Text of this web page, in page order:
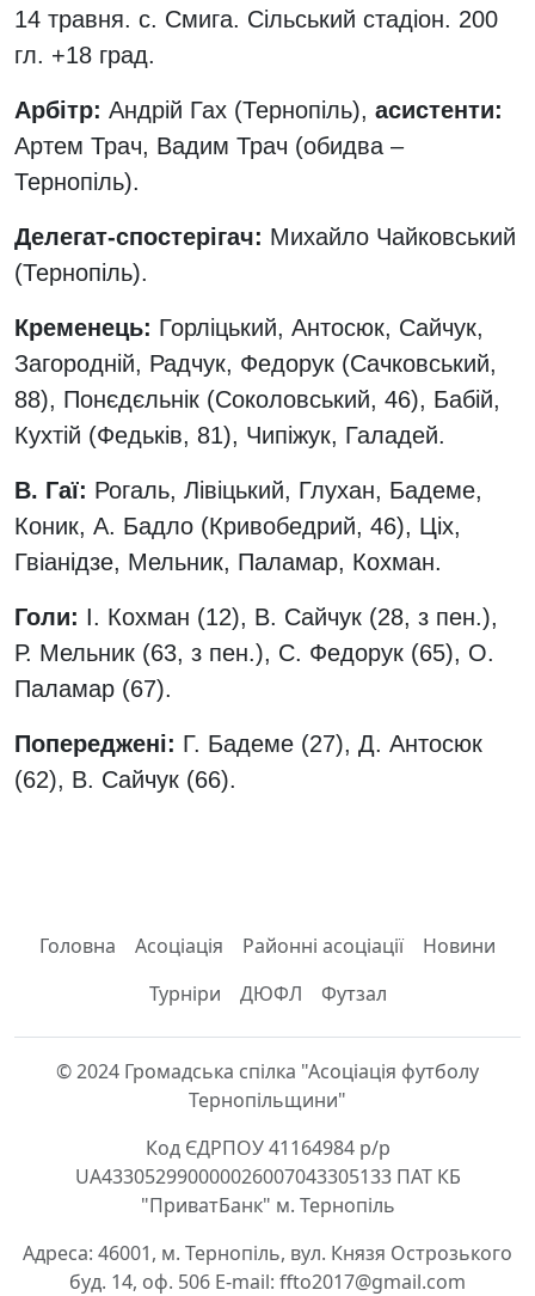
14 травня. с. Смига. Сільський стадіон. 200
гл. +18 град.
Арбітр: Андрій Гах (Тернопіль), асистенти:
Артем Трач, Вадим Трач (обидва –
Тернопіль).
Делегат-спостерігач: Михайло Чайковський
(Тернопіль).
Кременець: Горліцький, Антосюк, Сайчук,
Загородній, Радчук, Федорук (Сачковський,
88), Понєдєльнік (Соколовський, 46), Бабій,
Кухтій (Федьків, 81), Чипіжук, Галадей.
В. Гаї: Рогаль, Лівіцький, Глухан, Бадеме,
Коник, А. Бадло (Кривобедрий, 46), Ціх,
Гвіанідзе, Мельник, Паламар, Кохман.
Голи: І. Кохман (12), В. Сайчук (28, з пен.),
Р. Мельник (63, з пен.), С. Федорук (65), О.
Паламар (67).
Попереджені: Г. Бадеме (27), Д. Антосюк
(62), В. Сайчук (66).
Головна Асоціація Районні асоціації
Новини
Турніри
ДЮФЛ Футзал
© 2024 Громадська спілка "Асоціація футболу
Тернопільщини"
Код ЄДРПОУ 41164984 р/р
UA433052990000026007043305133 ПАТ КБ
"ПриватБанк" м. Тернопіль
Адреса: 46001, м. Тернопіль, вул. Князя Острозького
буд. 14, оф. 506 E-mail: ffto2017@gmail.com